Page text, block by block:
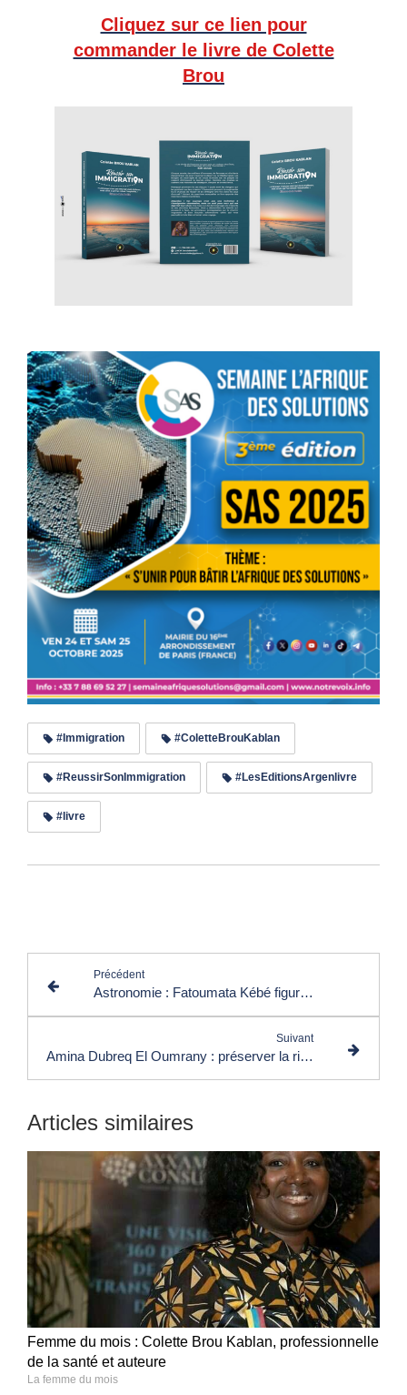
Cliquez sur ce lien pour
commander le livre de Colette
Brou
#Immigration #ColetteBrouKablan
#ReussirSonImmigration #LesEditionsArgenlivre
#livre
Précédent
Astronomie : Fatoumata Kébé figure parmi les « 30 femmes françaises qui font rêver »
Suivant
Amina Dubreq El Oumrany : préserver la richesse culturelle africaine pour les générations futures
Articles similaires
Femme du mois : Colette Brou Kablan, professionnelle
de la santé et auteure
La femme du mois